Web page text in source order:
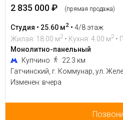
2 835 000 ₽ (прямая продажа)
Студия • 25.60 м2 • 4/8 этаж
Жилая: 18.00 м2 • Кухня: 4.00 м2 •
Монолитно-панельный
Купчино
22.3 км
Гатчинский, г. Коммунар, ул.
Изменен: вчера